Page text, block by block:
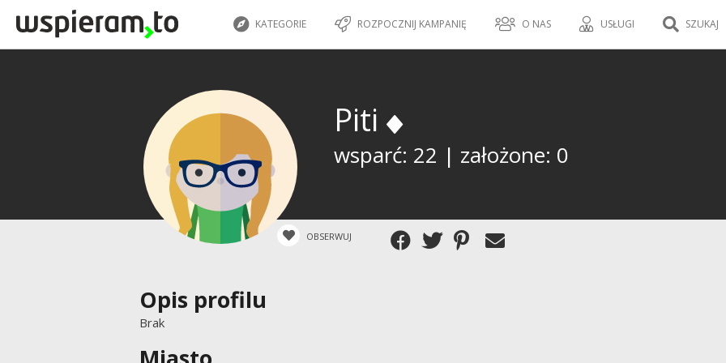
KATEGORIE ROZPOCZNIJ KAMPANIĘ O NAS USŁUGI SZUKAJ
Piti
wsparć: 22 | założone: 0
OBSERWUJ
Opis profilu
Brak